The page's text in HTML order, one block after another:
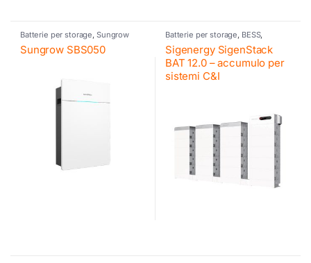
Batterie per storage, Sungrow
Sungrow SBS050
Batterie per storage, BESS,
Sigenergy
Sigenergy SigenStack
BAT 12.0 – accumulo per
sistemi C&I